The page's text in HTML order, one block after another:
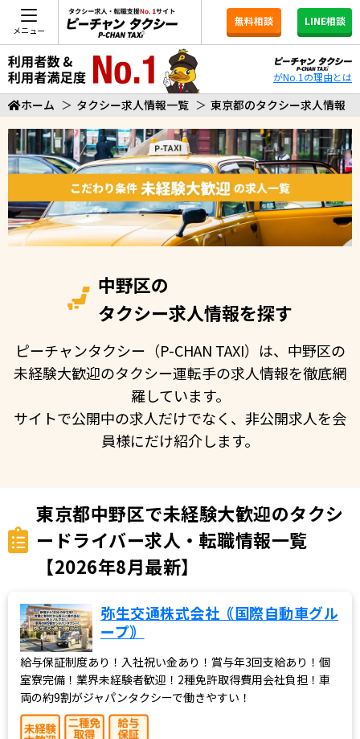
メニュー
無料相談 LINE相談
がNo.1の理由とは
ホーム ＞ タクシー求人情報一覧 ＞ 東京都のタクシー求人情報
中野区の
タクシー求人情報を探す
ピーチャンタクシー（P-CHAN TAXI）は、中野区の
未経験大歓迎のタクシー運転手の求人情報を徹底網
羅しています。
サイトで公開中の求人だけでなく、非公開求人を会
員様にだけ紹介します。
東京都中野区で未経験大歓迎のタクシ
ードライバー求人・転職情報一覧
【2026年8月最新】
弥生交通株式会社｟国際自動車グル
ープ｠
給与保証制度あり！入社祝い金あり！賞与年3回支給あり！個
室寮完備！業界未経験者歓迎！2種免許取得費用会社負担！車
両の約9割がジャパンタクシーで働きやすい！